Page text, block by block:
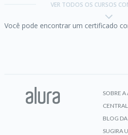
VER TODOS OS CURSOS
Você pode encontrar um certificado
SOBRE A
BLOG
SUGIRA